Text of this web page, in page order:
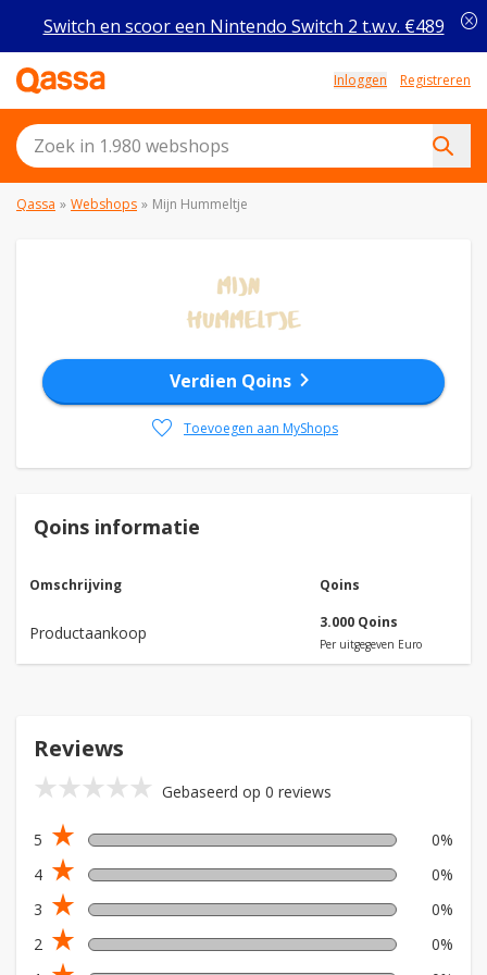
Switch en scoor een Nintendo Switch 2 t.w.v. €489 cancel
Inloggen Registreren
Qassa » Webshops » Mijn Hummeltje
Verdien Qoins chevron_right
favorite
Toevoegen aan MyShops
Qoins informatie
Omschrijving Qoins
Productaankoop
3.000 Qoins
Per uitgegeven Euro
Reviews
star_ratestar_ratestar_ratestar_ratestar_rate Gebaseerd op 0 reviews
5 star_rate
0%
4 star_rate
0%
3 star_rate
0%
2 star_rate
0%